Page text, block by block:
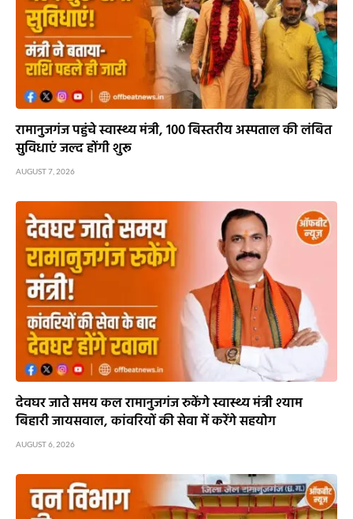
रामानुजगंज पहुंचे स्वास्थ्य मंत्री, 100 बिस्तरीय अस्पताल की लंबित
सुविधाएं जल्द होंगी शुरू
AUGUST 7, 2026
देवघर जाते समय कल रामानुजगंज रुकेंगे स्वास्थ्य मंत्री श्याम
बिहारी जायसवाल, कांवरियों की सेवा में करेंगे सहयोग
AUGUST 6, 2026